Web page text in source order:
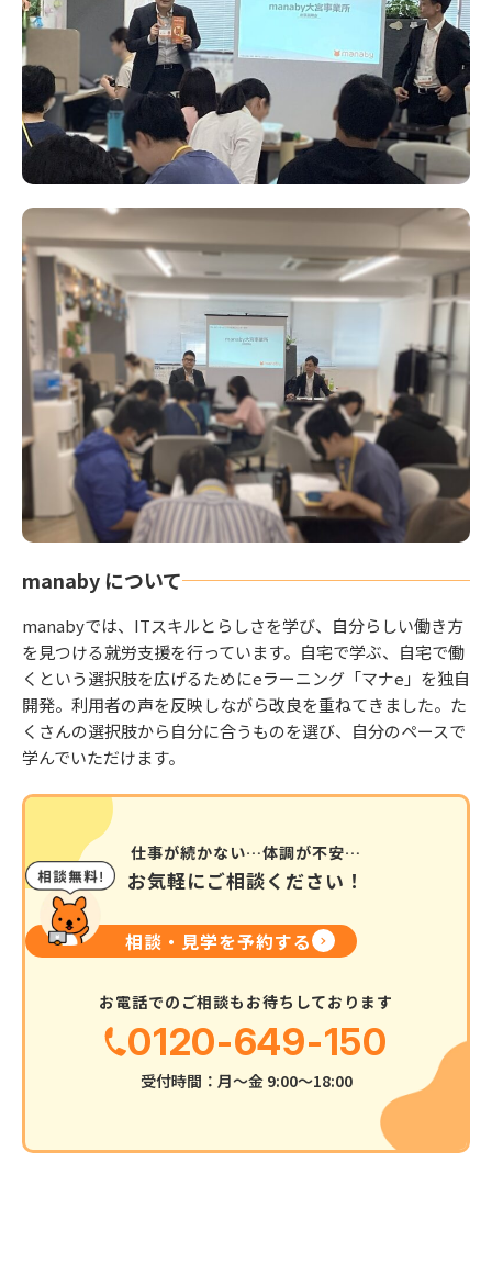
manaby について
manabyでは、ITスキルとらしさを学び、自分らしい働き方
を見つける就労支援を行っています。自宅で学ぶ、自宅で働
くという選択肢を広げるためにeラーニング「マナe」を独自
開発。利用者の声を反映しながら改良を重ねてきました。た
くさんの選択肢から自分に合うものを選び、自分のペースで
学んでいただけます。
仕事が続かない…体調が不安…
お気軽にご相談ください！
相談・見学を予約する
お電話でのご相談もお待ちしております
0120-649-150
受付時間：月〜金 9:00〜18:00